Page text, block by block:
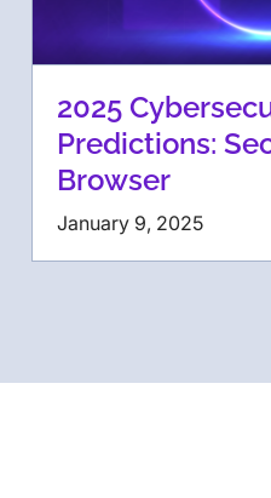
2025
Predictions:
Browser
January 9, 2025